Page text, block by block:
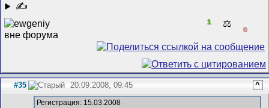
✍
1 ⚖️
0
#35 20.09.2008, 09:45 ^
Регистрация: 15.03.2008